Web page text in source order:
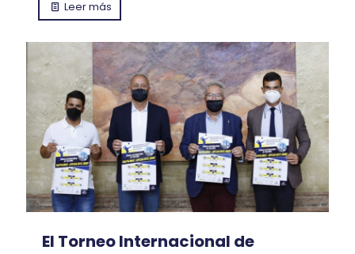
Leer más
El Torneo Internacional de